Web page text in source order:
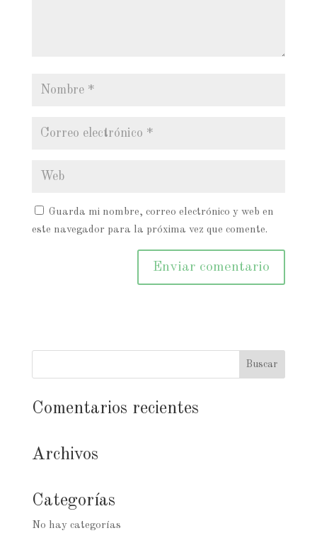
Guarda mi nombre, correo electrónico y web en
este navegador para la próxima vez que comente.
Comentarios recientes
Archivos
Categorías
No hay categorías